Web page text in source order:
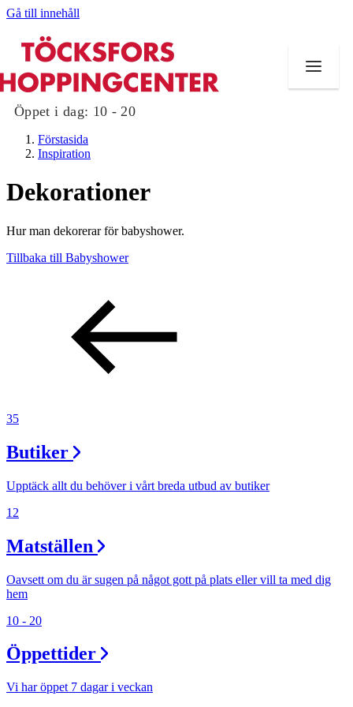
Gå till innehåll
Öppet i dag: 10 - 20
Mat och dryck
Erbjudanden
Kundklubb
Inspiration
Magasin
Presentkort
Min Shopping-app
Förstasida
Inspiration
Dekorationer
Hur man dekorerar för babyshower.
Tillbaka till Babyshower
35
Butiker
Upptäck allt du behöver i vårt breda utbud av butiker
12
Matställen
Oavsett om du är sugen på något gott på plats eller vill ta med dig
hem
10 - 20
Öppettider
Vi har öppet 7 dagar i veckan